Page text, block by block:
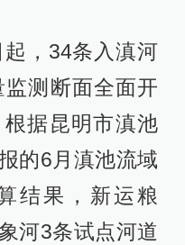
，34条入滇河
测断面全面开
据昆明市滇池
的6月滇池流域
结果，新运粮
河3条试点河道